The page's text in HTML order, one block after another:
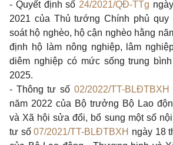
- Quyết định số 24/2021/QĐ-TTg
2021 của Thủ tướng Chính phủ quy
soát hộ nghèo, hộ cận nghèo hằng
định hộ làm nông nghiệp, lâm
diêm nghiệp có mức sống trung
2025.
- Thông tư số 02/2022/TT-BLĐTBXH
năm 2022 của Bộ trưởng Bộ Lao
và Xã hội sửa đổi, bổ sung một số
tư số07/2021/TT-BLĐTBXH ngày 18